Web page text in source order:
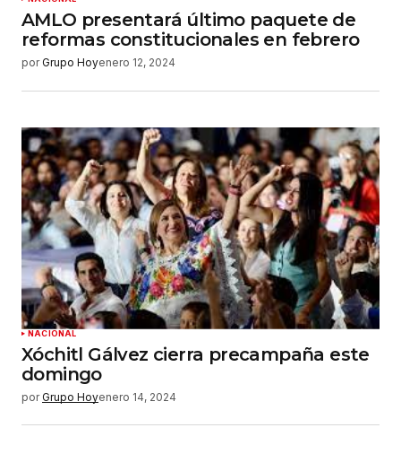
AMLO presentará último paquete de
reformas constitucionales en febrero
por Grupo Hoyenero 12, 2024
NACIONAL
Xóchitl Gálvez cierra precampaña este
domingo
por Grupo Hoyenero 14, 2024